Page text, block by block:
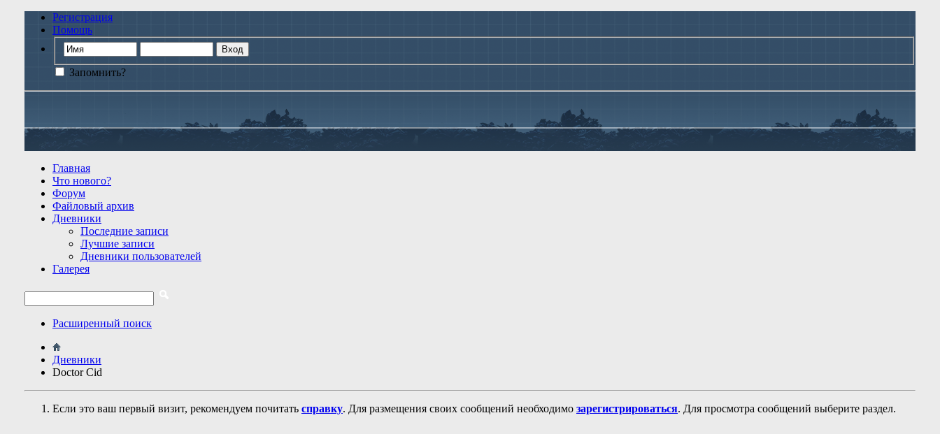
Регистрация
Помощь
Запомнить?
Главная
Что нового?
Форум
Файловый архив
Дневники
Последние записи
Лучшие записи
Дневники пользователей
Галерея
Расширенный поиск
Дневники
Doctor Cid
Если это ваш первый визит, рекомендуем почитать справку. Для размещения своих сообщений необходимо зарегистрироваться. Для просмотра сообщений выберите раздел.